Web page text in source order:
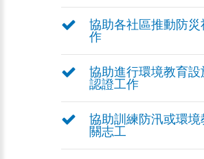
協助各社區推動防災
作
協助進行環境教育設
認證工作
協助訓練防汛或環境
關志工